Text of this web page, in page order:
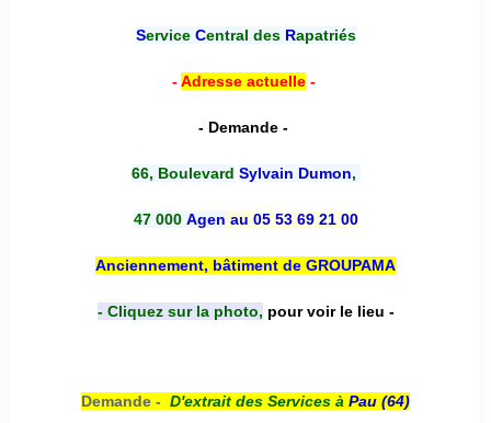
Service Central desRapatriés
-Adresse actuelle-
- Demande -
66, Boulevard Sylvain Dumon,
47 000 Agen au 05 53 69 21 00
Anciennement, bâtiment de GROUPAMA
- Cliquez sur la photo, pour voir le lieu -
Demande - D'extrait des Services à Pau (64)